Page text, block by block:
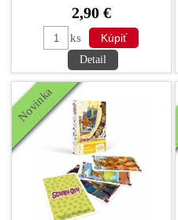
2,90 €
ks
Detail
Novinka